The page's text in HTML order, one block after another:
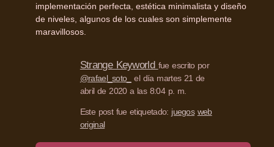
implementación perfecta, estética minimalista y diseño
de niveles, algunos de los cuales son simplemente
maravillosos.
Strange Keyworld fue escrito por
@rafael_soto_
el día martes 21 de
abril de 2020 a las 8:04 p. m.
Este post fue etiquetado: juegos web
original